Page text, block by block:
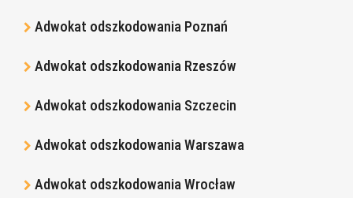
Adwokat odszkodowania Poznań
Adwokat odszkodowania Rzeszów
Adwokat odszkodowania Szczecin
Adwokat odszkodowania Warszawa
Adwokat odszkodowania Wrocław